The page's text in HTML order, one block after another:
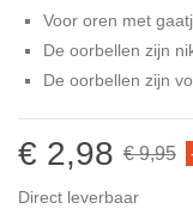
Voor oren met
De oorbellen zijn
De oorbellen zijn
€ 2,98 € 9,95
Direct leverbaar